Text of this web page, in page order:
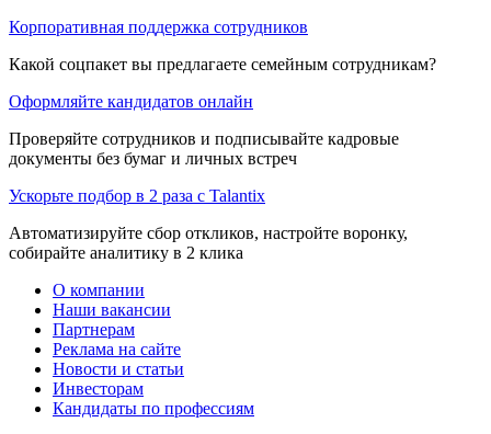
Корпоративная поддержка сотрудников
Какой соцпакет вы предлагаете семейным сотрудникам?
Оформляйте кандидатов онлайн
Проверяйте сотрудников и подписывайте кадровые
документы без бумаг и личных встреч
Ускорьте подбор в 2 раза с Talantix
Автоматизируйте сбор откликов, настройте воронку,
собирайте аналитику в 2 клика
О компании
Наши вакансии
Партнерам
Реклама на сайте
Новости и статьи
Инвесторам
Кандидаты по профессиям